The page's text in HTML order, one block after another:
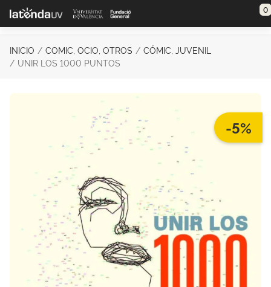
Saltar al contenido principal 0
INICIO COMIC, OCIO, OTROS
CÓMIC, JUVENIL
UNIR LOS 1000 PUNTOS
-5%